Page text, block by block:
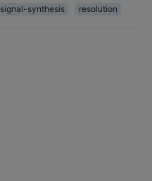
signal-synthesis resolution